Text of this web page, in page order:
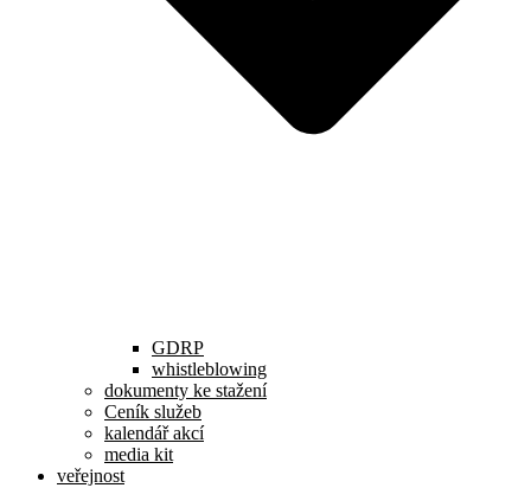
GDRP
whistleblowing
dokumenty ke stažení
Ceník služeb
kalendář akcí
media kit
veřejnost